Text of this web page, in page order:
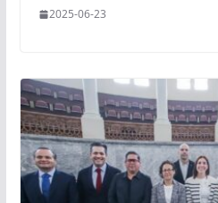
2025-06-23